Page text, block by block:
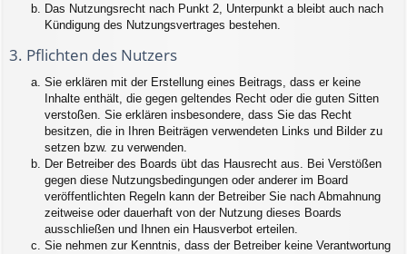
Das Nutzungsrecht nach Punkt 2, Unterpunkt a bleibt auch nach
Kündigung des Nutzungsvertrages bestehen.
3. Pflichten des Nutzers
Sie erklären mit der Erstellung eines Beitrags, dass er keine
Inhalte enthält, die gegen geltendes Recht oder die guten Sitten
verstoßen. Sie erklären insbesondere, dass Sie das Recht
besitzen, die in Ihren Beiträgen verwendeten Links und Bilder zu
setzen bzw. zu verwenden.
Der Betreiber des Boards übt das Hausrecht aus. Bei Verstößen
gegen diese Nutzungsbedingungen oder anderer im Board
veröffentlichten Regeln kann der Betreiber Sie nach Abmahnung
zeitweise oder dauerhaft von der Nutzung dieses Boards
ausschließen und Ihnen ein Hausverbot erteilen.
Sie nehmen zur Kenntnis, dass der Betreiber keine Verantwortung